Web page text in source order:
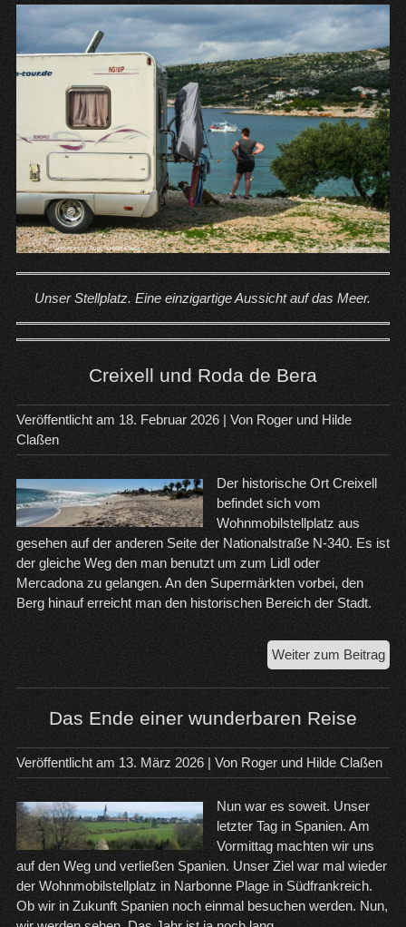
Unser Stellplatz. Eine einzigartige Aussicht auf das Meer.
Creixell und Roda de Bera
Veröffentlicht am 18. Februar 2026| Von Roger und Hilde
Claßen
Der historische Ort Creixell
befindet sich vom
Wohnmobilstellplatz aus
gesehen auf der anderen Seite der Nationalstraße N-340. Es ist
der gleiche Weg den man benutzt um zum Lidl oder
Mercadona zu gelangen. An den Supermärkten vorbei, den
Berg hinauf erreicht man den historischen Bereich der Stadt.
Weiter zum Beitrag
und
Das Ende einer wunderbaren Reise
Veröffentlicht am 13. März 2026| Von Roger und Hilde Claßen
Nun war es soweit. Unser
letzter Tag in Spanien. Am
Vormittag machten wir uns
auf den Weg und verließen Spanien. Unser Ziel war mal wieder
der Wohnmobilstellplatz in Narbonne Plage in Südfrankreich.
Ob wir in Zukunft Spanien noch einmal besuchen werden. Nun,